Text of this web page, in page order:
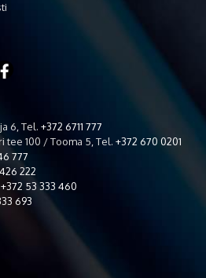
6, Tel. +372 6711 777
tee 100 / Tooma 5, Tel. +372 670 0201
777
222
+372 53 333 460
693